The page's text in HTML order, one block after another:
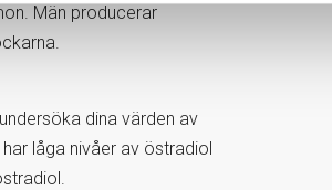
Män producerar
dina värden av
låga nivåer av östradiol